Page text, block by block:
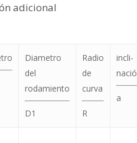
adicional
Diametro
del
rodamiento
D1
Radio
de
curva
R
incli-
a